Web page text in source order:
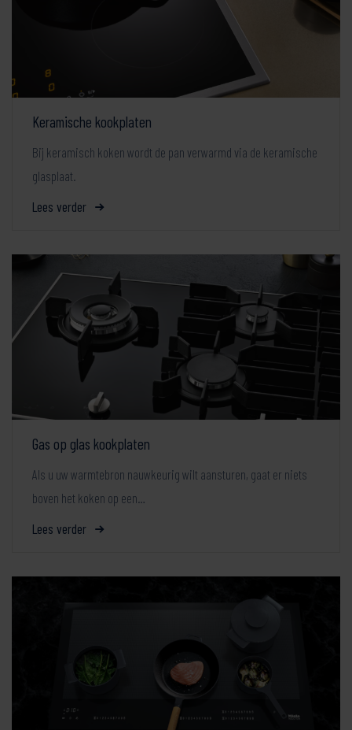
Keramische kookplaten
Bij keramisch koken wordt de pan verwarmd via de keramische
glasplaat.
Lees verder
Gas op glas kookplaten
Als u uw warmtebron nauwkeurig wilt aansturen, gaat er niets
boven het koken op een…
Lees verder